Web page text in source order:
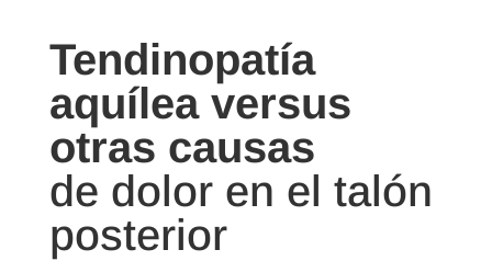
Tendinopatía
aquílea versus
otras causas
de dolor en el talón
posterior